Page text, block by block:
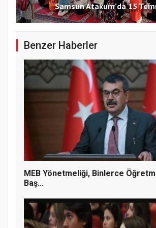
Samsun Atakum’da 15
Benzer Haberler
MEB Yönetmeliği, Binlerce
Baş...